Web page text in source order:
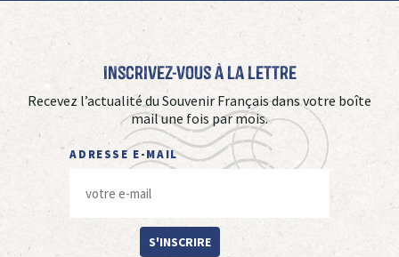
Inscrivez-vous à La Lettre
Recevez l’actualité du Souvenir Français dans votre boîte
mail une fois par mois.
ADRESSE E-MAIL
S'INSCRIRE